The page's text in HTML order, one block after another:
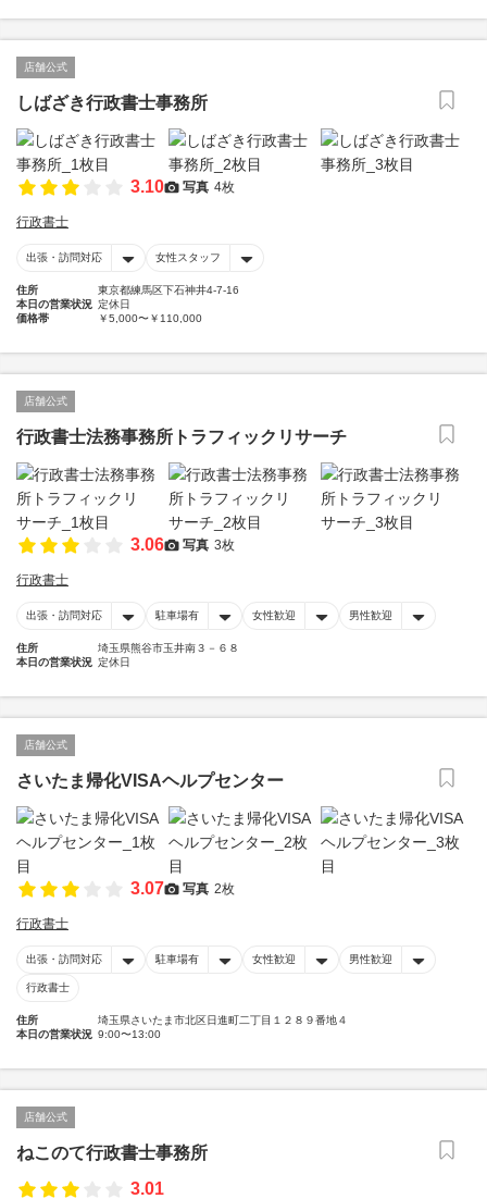
店舗公式
しばざき行政書士事務所
3.10 写真 4枚
行政書士
出張・訪問対応 女性スタッフ
住所
東京都練馬区下石神井4-7-16
本日の営業状況 定休日
価格帯
￥5,000〜￥110,000
店舗公式
行政書士法務事務所トラフィックリサーチ
3.06 写真 3枚
行政書士
出張・訪問対応 駐車場有 女性歓迎 男性歓迎
住所
埼玉県熊谷市玉井南３－６８
本日の営業状況 定休日
店舗公式
さいたま帰化VISAヘルプセンター
3.07 写真 2枚
行政書士
出張・訪問対応 駐車場有 女性歓迎 男性歓迎
行政書士
住所
埼玉県さいたま市北区日進町二丁目１２８９番地４
本日の営業状況 9:00〜13:00
店舗公式
ねこのて行政書士事務所
3.01